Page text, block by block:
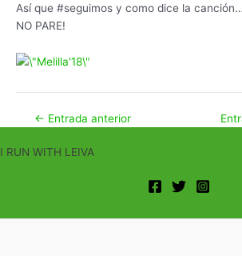
Así que #seguimos y como dice la canción…
NO PARE!
Navegación
entradas
← Entrada anterior
I RUN WITH LEIVA